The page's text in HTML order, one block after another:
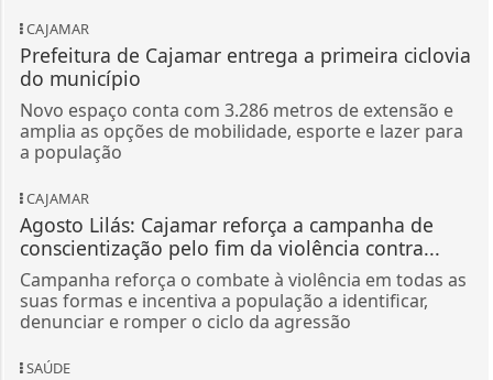
CAJAMAR
Prefeitura de Cajamar entrega a primeira ciclovia
do município
Novo espaço conta com 3.286 metros de extensão e
amplia as opções de mobilidade, esporte e lazer para
a população
CAJAMAR
Agosto Lilás: Cajamar reforça a campanha de
conscientização pelo fim da violência contra...
Campanha reforça o combate à violência em todas as
suas formas e incentiva a população a identificar,
denunciar e romper o ciclo da agressão
SAÚDE